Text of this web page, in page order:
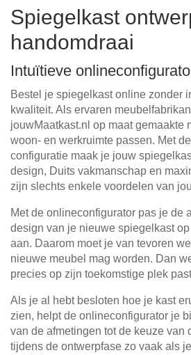
Spiegelkast
handomdraai
Intuïtieve
Bestel je spiegelkast online zonder
kwaliteit. Als ervaren
jouwMaatkast.nl op maat gemaakte
woon- en werkruimte passen. Met
configuratie maak je jouw
design, Duits vakmanschap en
zijn slechts enkele voordelen van
Met de onlineconfigurator pas je de
design van je nieuwe spiegelkast
aan. Daarom moet je van tevoren
nieuwe meubel mag worden. Dan
precies op zijn toekomstige plek
Als je al hebt besloten hoe je kast
zien, helpt de onlineconfigurator je
van de afmetingen tot de keuze van
tijdens de ontwerpfase zo vaak als